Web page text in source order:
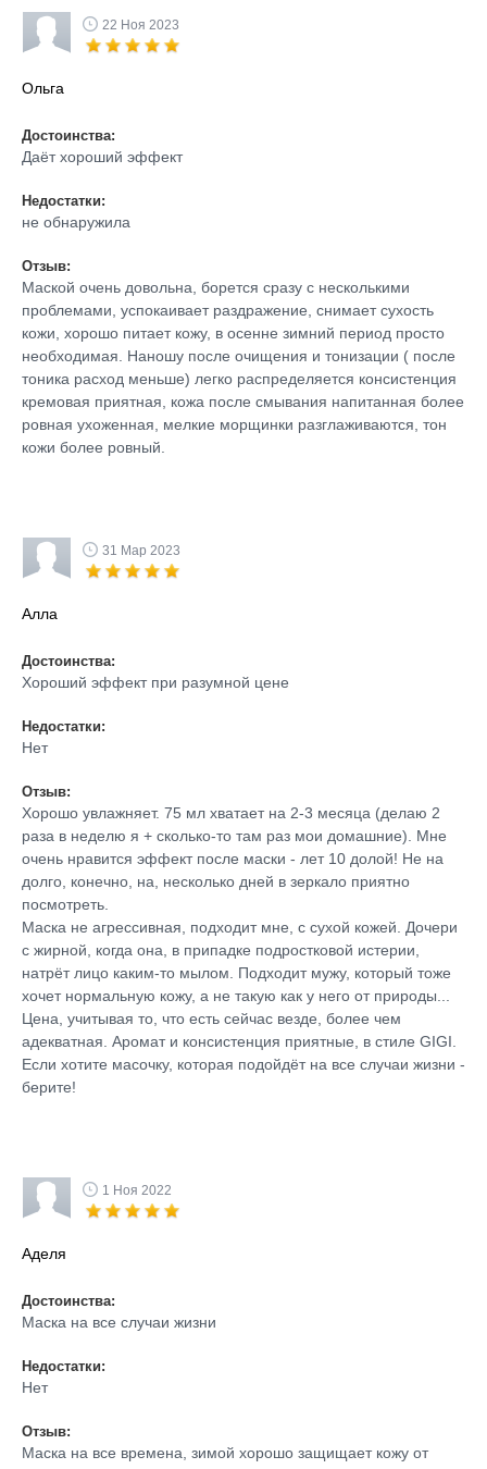
22 Ноя 2023
Ольга
Достоинства:
Даёт хороший эффект
Недостатки:
не обнаружила
Отзыв:
Маской очень довольна, борется сразу с несколькими
проблемами, успокаивает раздражение, снимает сухость
кожи, хорошо питает кожу, в осенне зимний период просто
необходимая. Наношу после очищения и тонизации ( после
тоника расход меньше) легко распределяется консистенция
кремовая приятная, кожа после смывания напитанная более
ровная ухоженная, мелкие морщинки разглаживаются, тон
кожи более ровный.
31 Мар 2023
Алла
Достоинства:
Хороший эффект при разумной цене
Недостатки:
Нет
Отзыв:
Хорошо увлажняет. 75 мл хватает на 2-3 месяца (делаю 2
раза в неделю я + сколько-то там раз мои домашние). Мне
очень нравится эффект после маски - лет 10 долой! Не на
долго, конечно, на, несколько дней в зеркало приятно
посмотреть.
Маска не агрессивная, подходит мне, с сухой кожей. Дочери
с жирной, когда она, в припадке подростковой истерии,
натрёт лицо каким-то мылом. Подходит мужу, который тоже
хочет нормальную кожу, а не такую как у него от природы...
Цена, учитывая то, что есть сейчас везде, более чем
адекватная. Аромат и консистенция приятные, в стиле GIGI.
Если хотите масочку, которая подойдёт на все случаи жизни -
берите!
1 Ноя 2022
Аделя
Достоинства:
Маска на все случаи жизни
Недостатки:
Нет
Отзыв:
Маска на все времена, зимой хорошо защищает кожу от